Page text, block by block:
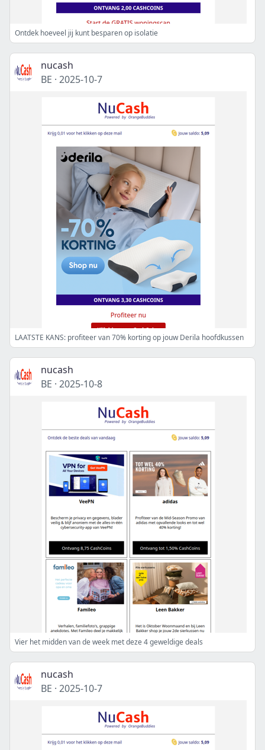
Ontdek hoeveel jij kunt besparen op isolatie
nucash
BE · 2025-10-7
LAATSTE KANS: profiteer van 70% korting op jouw Derila hoofdkussen
nucash
BE · 2025-10-8
Vier het midden van de week met deze 4 geweldige deals
nucash
BE · 2025-10-7